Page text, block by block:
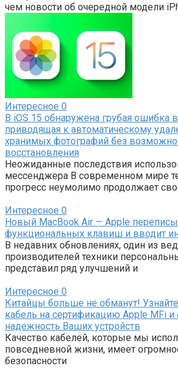
чем новости об очередной модели
Интересное 0
В iOS 15 обнаружена грубая ошибка
приводящая к автоматическому
хранимых фотографий без
восстановления
Неожиданные последствия
мессенджера В современном мире
прогресс неумолимо продолжает
Интересное 0
Новый MacBook Air — Apple
функциональных клавиш и вводит
В недавних обновлениях, один из
производителей техники
представил ряд улучшений и
Интересное 0
Китайцы больше не обманут!
кабель на сертификацию Apple MFi и
надежность Ваших устройств
Качество кабелей, которые мы
повседневной жизни, имеет
безопасности